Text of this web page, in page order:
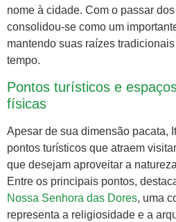
nome à cidade. Com o passar
consolidou-se como um
mantendo suas raízes
tempo.
Pontos turísticos e
físicas
Apesar de sua dimensão pacata,
pontos turísticos que atraem
que desejam aproveitar a
Entre os principais pontos,
Nossa Senhora das Dores, uma
representa a religiosidade e a